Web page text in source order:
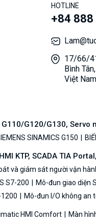
HOTLINE
+84
17/66/
Bình
Việt Nam
G120/G130, Servo
SINAMICS G150
KTP, SCADA TIA
và giám sát người vận
S7-200 Mô-đun giao diện
1200 Mô-đun I/O không an
HMI Comfort Màn